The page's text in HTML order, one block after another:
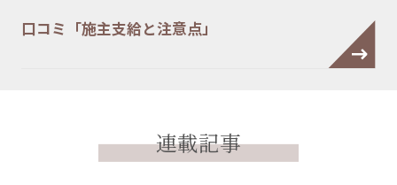
口コミ「施主支給と注意点」
連載記事